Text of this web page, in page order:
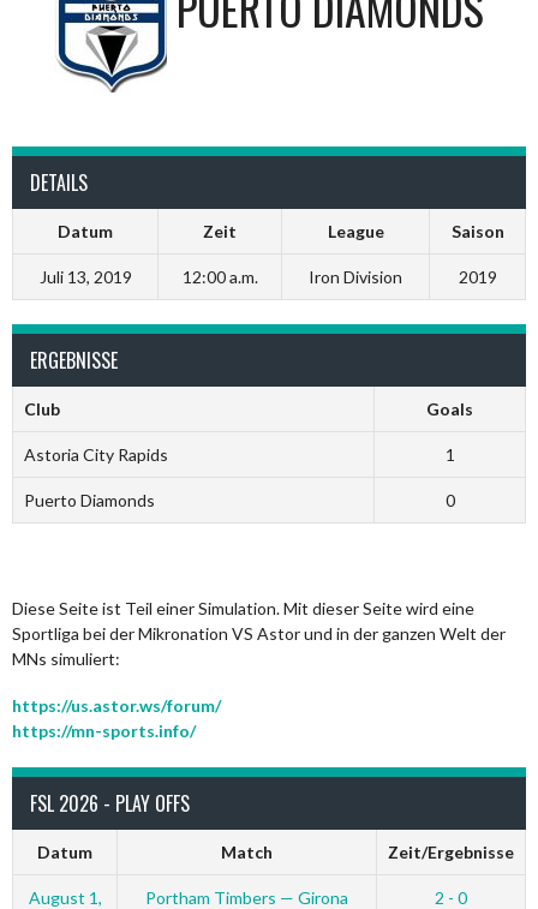
DETAILS
Datum Zeit League Saison
Juli 13, 2019 12:00 a.m. Iron Division 2019
ERGEBNISSE
Club Goals
Astoria City Rapids 1
Puerto Diamonds 0
Diese Seite ist Teil einer Simulation. Mit dieser Seite wird eine
Sportliga bei der Mikronation VS Astor und in der ganzen Welt der
MNs simuliert:
https://us.astor.ws/forum/
https://mn-sports.info/
FSL 2026 - PLAY OFFS
Datum Match Zeit/Ergebnisse
August 1,
Portham Timbers — Girona
2 - 0